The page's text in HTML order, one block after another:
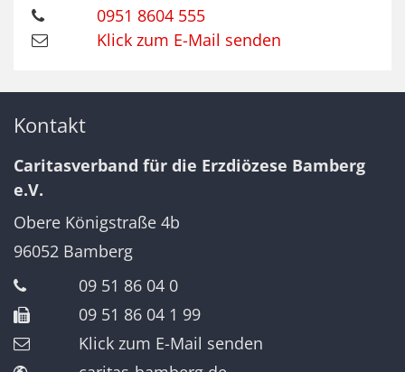
0951 8604 555
Klick zum E-Mail senden
Kontakt
Caritasverband für die Erzdiözese Bamberg
e.V.
Obere Königstraße 4b
96052 Bamberg
09 51 86 04 0
09 51 86 04 1 99
Klick zum E-Mail senden